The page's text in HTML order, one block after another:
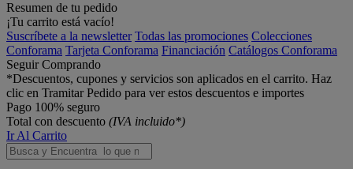
Resumen de tu pedido
¡Tu carrito está vacío!
Suscríbete a la newsletter Todas las promociones Colecciones
Conforama Tarjeta Conforama Financiación Catálogos Conforama
Seguir Comprando
*Descuentos, cupones y servicios son aplicados en el carrito. Haz
clic en Tramitar Pedido para ver estos descuentos e importes
Pago 100% seguro
Total con descuento (IVA incluido*)
Ir Al Carrito